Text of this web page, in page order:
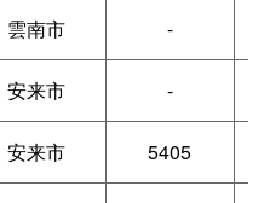
雲南市 -
安来市 -
安来市 5405